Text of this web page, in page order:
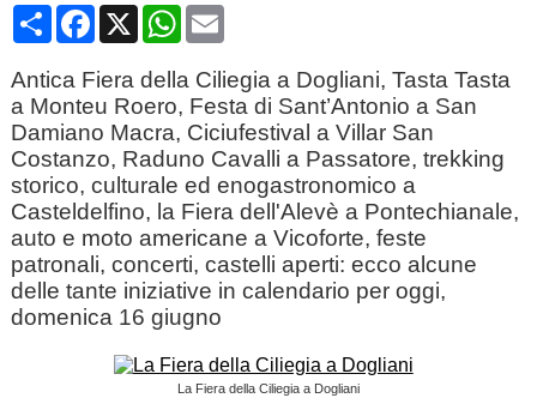
CondividiFacebook
X WhatsApp
Email
Antica Fiera della Ciliegia a Dogliani, Tasta Tasta
a Monteu Roero, Festa di Sant’Antonio a San
Damiano Macra, Ciciufestival a Villar San
Costanzo, Raduno Cavalli a Passatore, trekking
storico, culturale ed enogastronomico a
Casteldelfino, la Fiera dell'Alevè a Pontechianale,
auto e moto americane a Vicoforte, feste
patronali, concerti, castelli aperti: ecco alcune
delle tante iniziative in calendario per oggi,
domenica 16 giugno
La Fiera della Ciliegia a Dogliani